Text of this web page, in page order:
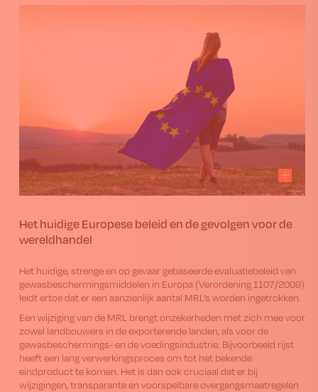
Het huidige Europese beleid en de gevolgen voor de
wereldhandel
Het huidige, strenge en op gevaar gebaseerde evaluatiebeleid van
gewasbeschermingsmiddelen in Europa (Verordening 1107/2009)
leidt ertoe dat er een aanzienlijk aantal MRL’s worden ingetrokken.
Een wijziging van de MRL brengt onzekerheden met zich mee voor
zowel landbouwers in de exporterende landen, als voor de
gewasbeschermings- en de voedingsindustrie. Bijvoorbeeld rijst
heeft een lang verwerkingsproces om tot het bekende
eindproduct te komen. Het is dan ook cruciaal dat er bij
wijzigingen, transparante en voorspelbare overgangsmaatregelen